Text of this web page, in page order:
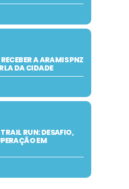
A ARAMIS PNZ
DA CIDADE
RUN: DESAFIO,
EM